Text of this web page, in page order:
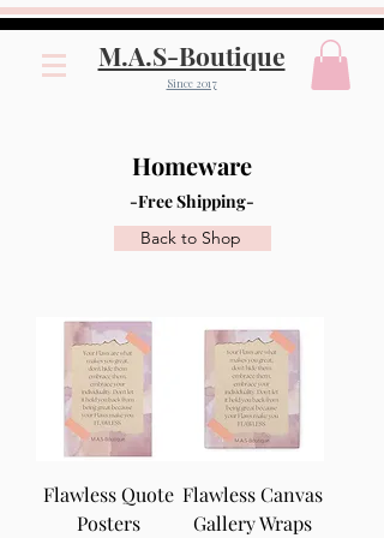
M.A.S-Boutique
Since 2017
Homeware
-Free Shipping-
Back to Shop
Flawless Quote
Posters
Flawless Canvas
Gallery Wraps